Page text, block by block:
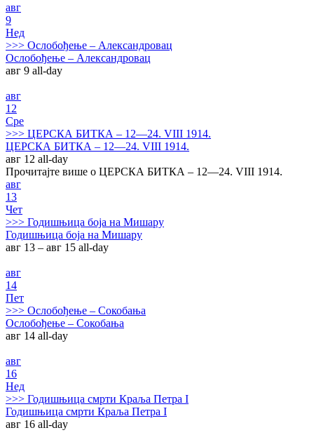
авг
9
Нед
>>> Ослобођење – Александровац
Ослобођење – Александровац
авг 9 all-day
авг
12
Сре
>>> ЦЕРСКА БИТКА – 12—24. VIII 1914.
ЦЕРСКА БИТКА – 12—24. VIII 1914.
авг 12 all-day
Прочитајте више о ЦЕРСКА БИТКА – 12—24. VIII 1914.
авг
13
Чет
>>> Годишњица боја на Мишару
Годишњица боја на Мишару
авг 13 – авг 15 all-day
авг
14
Пет
>>> Ослобођење – Сокобања
Ослобођење – Сокобања
авг 14 all-day
авг
16
Нед
>>> Годишњица смрти Краља Петра I
Годишњица смрти Краља Петра I
авг 16 all-day